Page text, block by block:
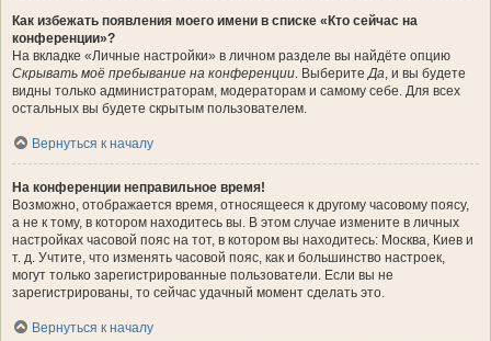
Как избежать появления моего имени в списке «Кто сейчас на
конференции»?
На вкладке «Личные настройки» в личном разделе вы найдёте опцию
Скрывать моё пребывание на конференции. ВыберитеДа, и вы будете
видны только администраторам, модераторам и самому себе. Для всех
остальных вы будете скрытым пользователем.
Вернуться к началу
На конференции неправильное время!
Возможно, отображается время, относящееся к другому часовому поясу,
а не к тому, в котором находитесь вы. В этом случае измените в личных
настройках часовой пояс на тот, в котором вы находитесь: Москва, Киев и
т. д. Учтите, что изменять часовой пояс, как и большинство настроек,
могут только зарегистрированные пользователи. Если вы не
зарегистрированы, то сейчас удачный момент сделать это.
Вернуться к началу